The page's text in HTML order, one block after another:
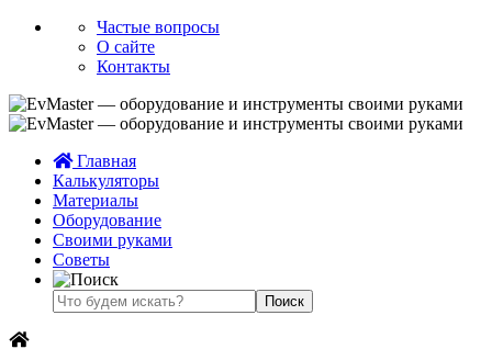
Частые вопросы
О сайте
Контакты
Главная
Калькуляторы
Материалы
Оборудование
Своими руками
Советы